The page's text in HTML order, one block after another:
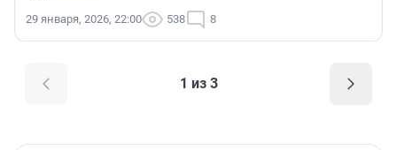
29 января, 2026, 22:00 538 8
1 из 3